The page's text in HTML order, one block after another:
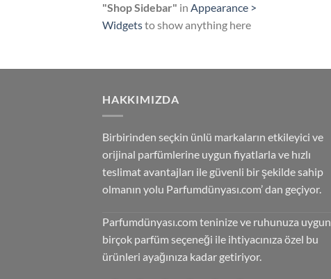
"Shop Sidebar" in Appearance >
Widgetsto show anything here
HAKKIMIZDA
Birbirinden seçkin ünlü markaların etkileyici ve
orijinal parfümlerine uygun fiyatlarla ve hızlı
teslimat avantajları ile güvenli bir şekilde sahip
olmanın yolu Parfumdünyası.com’ dan geçiyor.
Parfumdünyası.com teninize ve ruhunuza uygun
birçok parfüm seçeneği ile ihtiyacınıza özel bu
ürünleri ayağınıza kadar getiriyor.